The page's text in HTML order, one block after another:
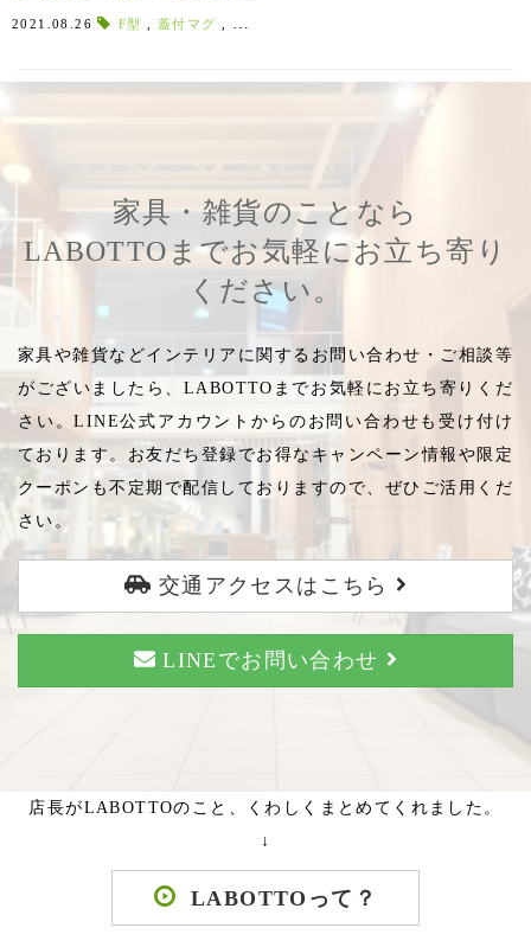
9/26(日)
2021.08.26 F型 蓋付マグ
家具・雑貨のことなら
LABOTTOまでお気軽にお立ち寄り
ください。
家具や雑貨などインテリアに関するお問い合わせ・ご相談等
がございましたら、LABOTTOまでお気軽にお立ち寄りくだ
さい。LINE公式アカウントからのお問い合わせも受け付け
ております。お友だち登録でお得なキャンペーン情報や限定
クーポンも不定期で配信しておりますので、ぜひご活用くだ
さい。
交通アクセスはこちら
LINEでお問い合わせ
店長がLABOTTOのこと、くわしくまとめてくれました。
↓
LABOTTOって？